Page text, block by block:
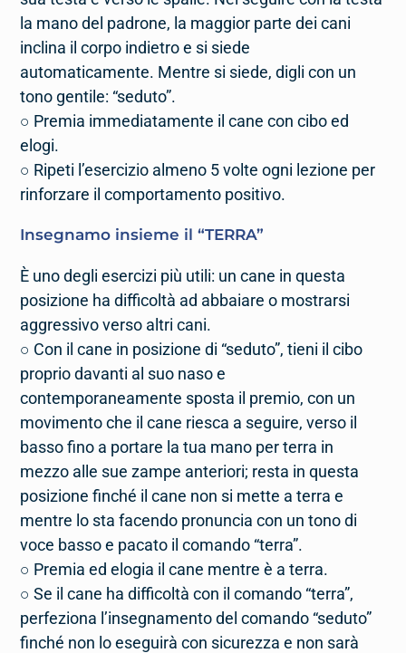
la mano del padrone, la maggior parte dei cani
inclina il corpo indietro e si siede
automaticamente. Mentre si siede, digli con un
tono gentile: “seduto”.
○ Premia immediatamente il cane con cibo ed
elogi.
○ Ripeti l’esercizio almeno 5 volte ogni lezione per
rinforzare il comportamento positivo.
Insegnamo insieme il “TERRA”
È uno degli esercizi più utili: un cane in questa
posizione ha difficoltà ad abbaiare o mostrarsi
aggressivo verso altri cani.
○ Con il cane in posizione di “seduto”, tieni il cibo
proprio davanti al suo naso e
contemporaneamente sposta il premio, con un
movimento che il cane riesca a seguire, verso il
basso fino a portare la tua mano per terra in
mezzo alle sue zampe anteriori; resta in questa
posizione finché il cane non si mette a terra e
mentre lo sta facendo pronuncia con un tono di
voce basso e pacato il comando “terra”.
○ Premia ed elogia il cane mentre è a terra.
○ Se il cane ha difficoltà con il comando “terra”,
perfeziona l’insegnamento del comando “seduto”
finché non lo eseguirà con sicurezza e non sarà